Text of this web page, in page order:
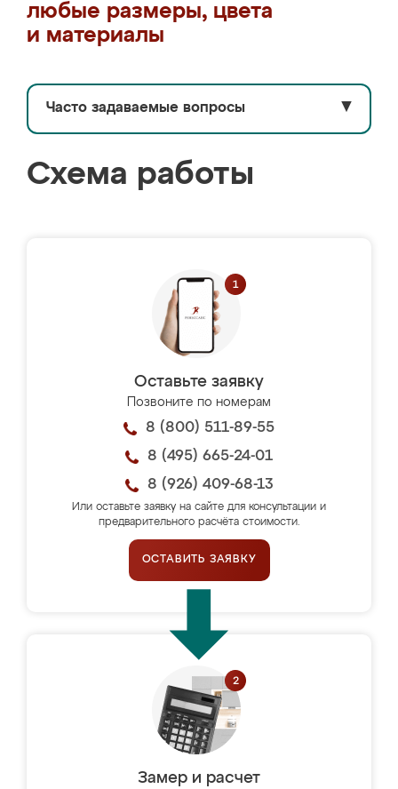
любые размеры, цвета
и материалы
Часто задаваемые вопросы ▼
Схема работы
Оставьте заявку
Позвоните по номерам
8 (800) 511-89-55
8 (495) 665-24-01
8 (926) 409-68-13
Или оставьте заявку на сайте для консультации и
предварительного расчёта стоимости.
ОСТАВИТЬ ЗАЯВКУ
Замер и расчет